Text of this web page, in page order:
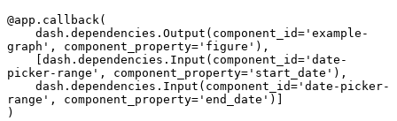
@app.callback(
graph', component_property='figure'),
picker-range', component_property='start_date'),
range', component_property='end_date')]
)